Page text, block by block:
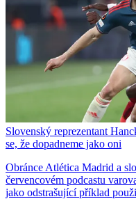
Slovenský reprezentant
se, že dopadneme jako oni
Obránce Atlética Madrid a
červencovém podcastu
jako odstrašující příklad